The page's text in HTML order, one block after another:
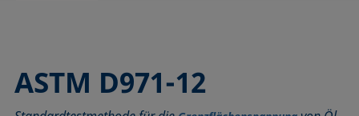
ASTM D1331-14
ISO 304-85
ASTM D971-12